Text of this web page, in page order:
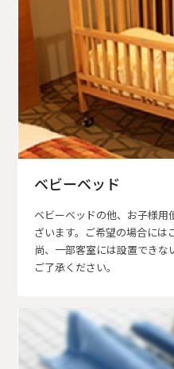
ベビーベッド
ベビーベッドの他、お子様
ざいます。ご希望の場合には
尚、一部客室には設置でき
ご了承ください。